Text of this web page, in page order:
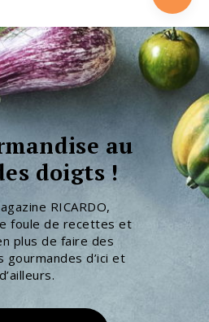
au
doigts !
RICARDO,
foule de recettes et
plus de faire des
gourmandes d’ici et
d’ailleurs.